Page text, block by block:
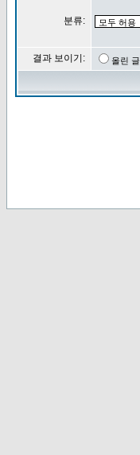
분류:
결과 보이기: 올린 글